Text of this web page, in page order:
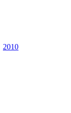
2010